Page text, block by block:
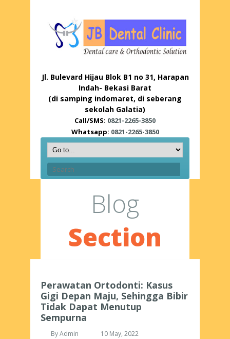
Jl. Bulevard Hijau Blok B1 no 31, Harapan
Indah- Bekasi Barat
(di samping indomaret, di seberang
sekolah Galatia)
Call/SMS: 0821-2265-3850
Whatsapp: 0821-2265-3850
Blog
Section
Perawatan Ortodonti: Kasus
Gigi Depan Maju, Sehingga Bibir
Tidak Dapat Menutup
Sempurna
ByAdmin 10 May, 2022